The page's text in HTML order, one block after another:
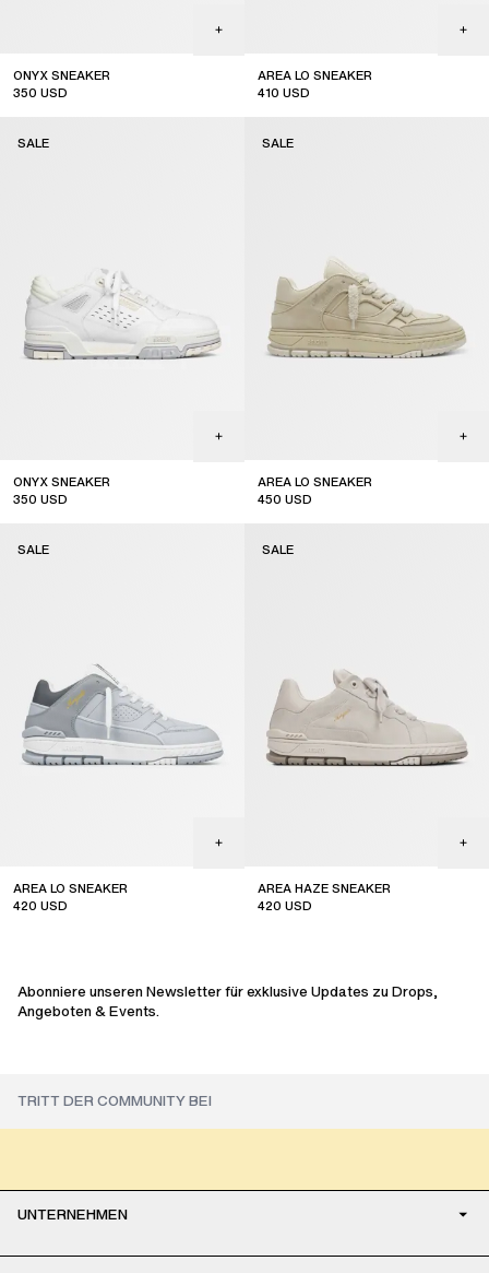
ONYX SNEAKER
350 USD
AREA LO SNEAKER
410 USD
ONYX SNEAKER
350 USD
SALE
AREA LO SNEAKER
450 USD
SALE
AREA LO SNEAKER
420 USD
SALE
AREA HAZE SNEAKER
420 USD
SALE
Abonniere unseren Newsletter für exklusive Updates zu Drops,
Angeboten & Events.
UNTERNEHMEN